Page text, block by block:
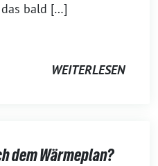
bald […]
WEITERLESEN
dem Wärmeplan?